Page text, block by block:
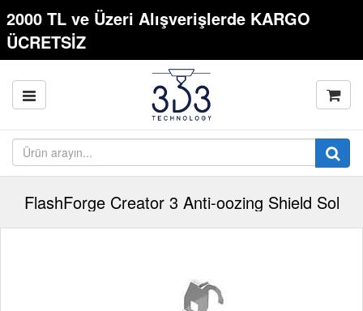
2000 TL ve Üzeri Alışverişlerde KARGO
ÜCRETSİZ
FlashForge Creator 3 Anti-oozing Shield Sol